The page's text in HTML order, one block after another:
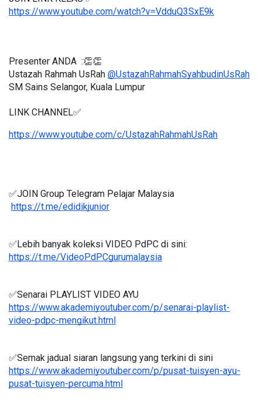
https://www.youtube.com/watch?v=VdduQ3SxE9k
Presenter ANDA  :👏👏
Ustazah Rahmah UsRah @UstazahRahmahSyahbudinUsRah
SM Sains Selangor, Kuala Lumpur
LINK CHANNEL✅
https://www.youtube.com/c/UstazahRahmahUsRah
✅JOIN Group Telegram Pelajar Malaysia
https://t.me/edidikjunior
✅Lebih banyak koleksi VIDEO PdPC di sini:
https://t.me/VideoPdPCgurumalaysia
✅Senarai PLAYLIST VIDEO AYU
https://www.akademiyoutuber.com/p/senarai-playlist-
video-pdpc-mengikut.html
✅Semak jadual siaran langsung yang terkini di sini
https://www.akademiyoutuber.com/p/pusat-tuisyen-ayu-
pusat-tuisyen-percuma.html